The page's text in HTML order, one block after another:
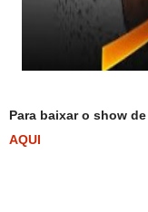
Para baixar o show
AQUI